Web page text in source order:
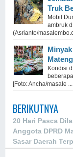
Truk
Mobil
ambruk
(Asrianto/
Kondisi
[Foto: Ancha/masale ...
BERIKUTNYA
20 Hari Pasca
Anggota DPRD
Sasar Daerah